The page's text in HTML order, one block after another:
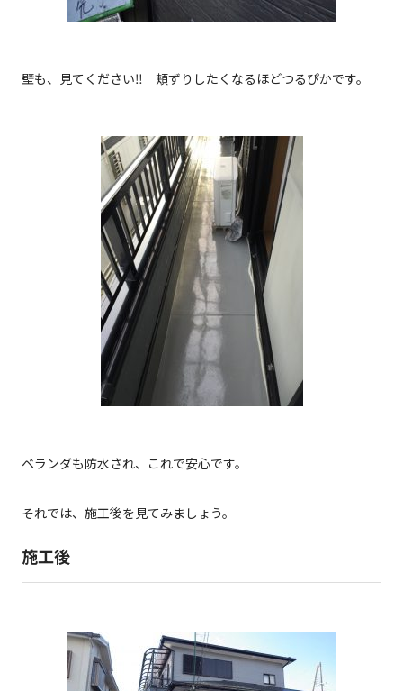
壁も、見てください‼ 頬ずりしたくなるほどつるぴかです。
ベランダも防水され、これで安心です。
それでは、施工後を見てみましょう。
施工後